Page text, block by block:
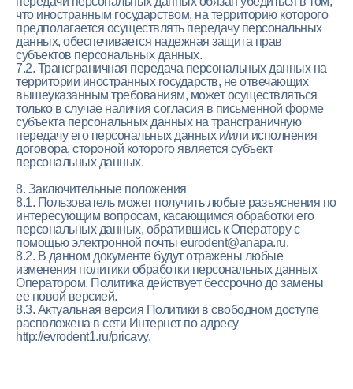
что иностранным государством, на территорию которого
предполагается осуществлять передачу персональных
данных, обеспечивается надежная защита прав
субъектов персональных данных.
7.2. Трансграничная передача персональных данных на
территории иностранных государств, не отвечающих
вышеуказанным требованиям, может осуществляться
только в случае наличия согласия в письменной форме
субъекта персональных данных на трансграничную
передачу его персональных данных и/или исполнения
договора, стороной которого является субъект
персональных данных.
8. Заключительные положения
8.1. Пользователь может получить любые разъяснения по
интересующим вопросам, касающимся обработки его
персональных данных, обратившись к Оператору с
помощью электронной почты eurodent@anapa.ru.
8.2. В данном документе будут отражены любые
изменения политики обработки персональных данных
Оператором. Политика действует бессрочно до замены
ее новой версией.
8.3. Актуальная версия Политики в свободном доступе
расположена в сети Интернет по адресу
http://evrodent1.ru/pricavy.
Согласие на обработку ПД
Владельцами фотографий,
размещённых на сайте, предоставлены
письменные разрешения на
публикацию
ООО «Евро-Дент» ИНН 2301068736,
ОГРН 108230103311
Лицензия №: ЛО-2301-008-419
ПН-СБ: 9:00-20:00
EVRODENT01@YANDEX.RU
ПРАВОВАЯ ИНФОРМАЦИЯ